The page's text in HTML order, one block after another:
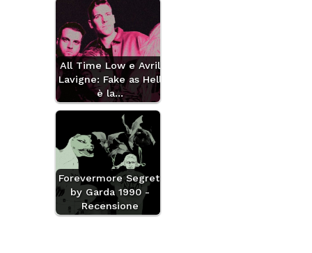
All Time Low e Avril
Lavigne: Fake as Hell
è la…
Forevermore Segreti
by Garda 1990 -
Recensione